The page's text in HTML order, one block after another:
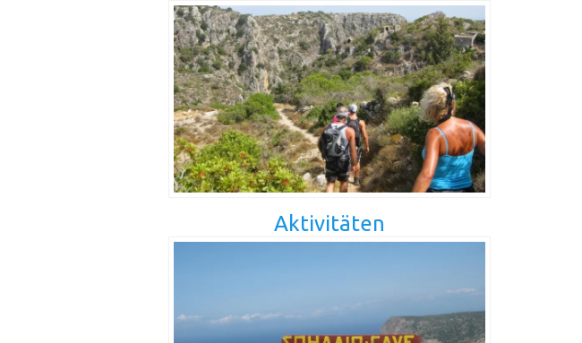
Aktivitäten